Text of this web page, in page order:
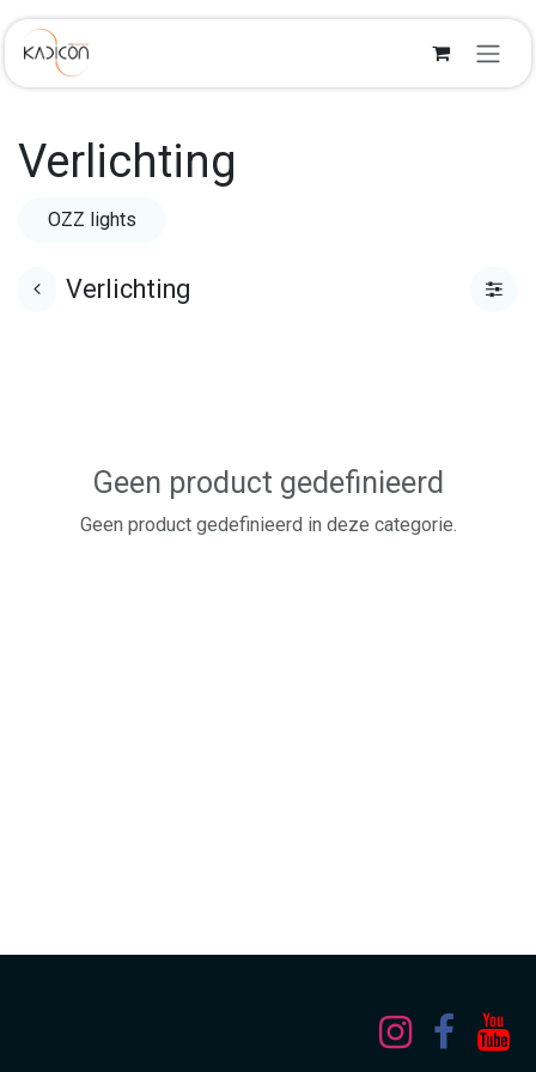
Verlichting
OZZ lights
Verlichting
Geen product gedefinieerd
Geen product gedefinieerd in deze categorie.